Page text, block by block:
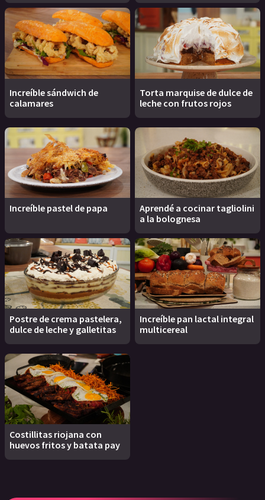
Increíble sándwich de
calamares
Torta marquise de dulce de
leche con frutos rojos
Increíble pastel de papa
Aprendé a cocinar tagliolini
a la bolognesa
Postre de crema pastelera,
dulce de leche y galletitas
Increíble pan lactal integral
multicereal
Costillitas riojana con
huevos fritos y batata pay